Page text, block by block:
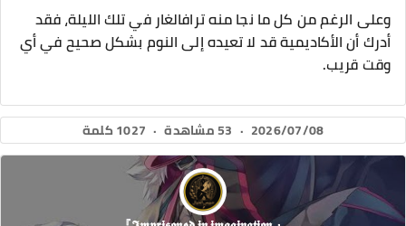
وعلى الرغم من كل ما نجا منه ترافالغار في تلك الليلة، فقد
أدرك أن الأكاديمية قد لا تعيده إلى النوم بشكل صحيح في أي
وقت قريب.
2026/07/08
· 53 مشاهدة · 1027 كلمة